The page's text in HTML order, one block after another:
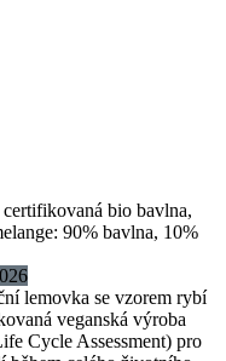
certifikovaná bio bavlna,
90% bavlna, 10%
lemovka se vzorem rybí
veganská výroba
Cycle Assessment) pro